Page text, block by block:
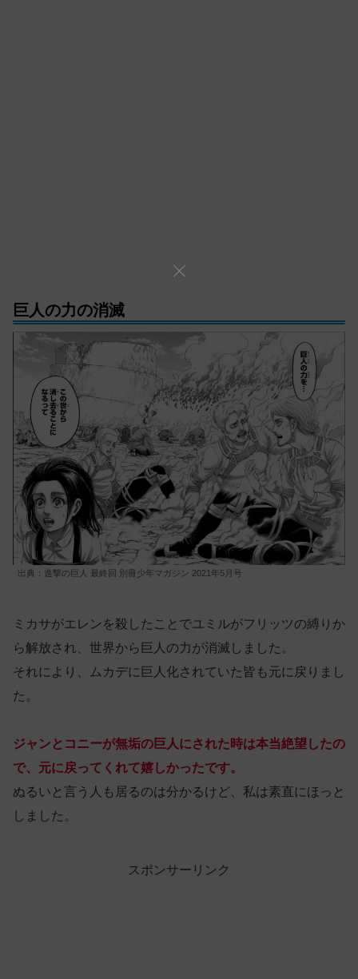
巨人の力の消滅
出典：進撃の巨人 最終回 別冊少年マガジン 2021年5月号
ミカサがエレンを殺したことでユミルがフリッツの縛りか
ら解放され、世界から巨人の力が消滅しました。
それにより、ムカデに巨人化されていた皆も元に戻りまし
た。
ジャンとコニーが無垢の巨人にされた時は本当絶望したの
で、元に戻ってくれて嬉しかったです。
ぬるいと言う人も居るのは分かるけど、私は素直にほっと
しました。
スポンサーリンク